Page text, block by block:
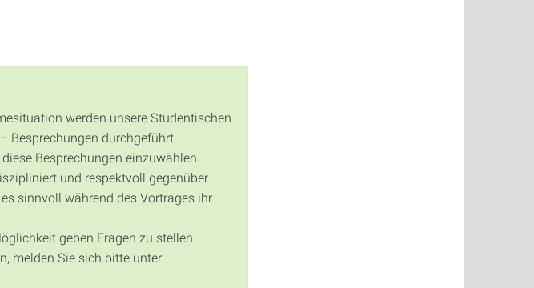
werden unsere Studentischen
Besprechungen durchgeführt.
Besprechungen einzuwählen.
und respektvoll gegenüber
sinnvoll während des Vortrages ihr
geben Fragen zu stellen.
melden Sie sich bitte unter